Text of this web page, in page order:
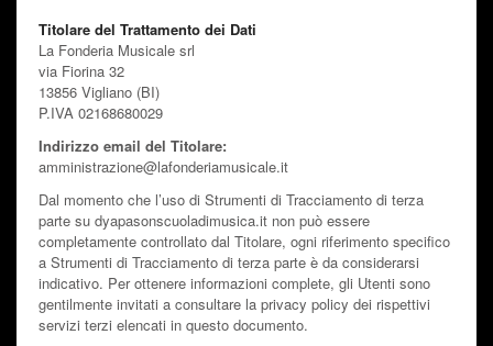
Titolare del Trattamento dei Dati
La Fonderia Musicale srl
via Fiorina 32
13856 Vigliano (BI)
P.IVA 02168680029
Indirizzo email del Titolare:
amministrazione@lafonderiamusicale.it
Dal momento che l’uso di Strumenti di Tracciamento di terza
parte su dyapasonscuoladimusica.it non può essere
completamente controllato dal Titolare, ogni riferimento specifico
a Strumenti di Tracciamento di terza parte è da considerarsi
indicativo. Per ottenere informazioni complete, gli Utenti sono
gentilmente invitati a consultare la privacy policy dei rispettivi
servizi terzi elencati in questo documento.